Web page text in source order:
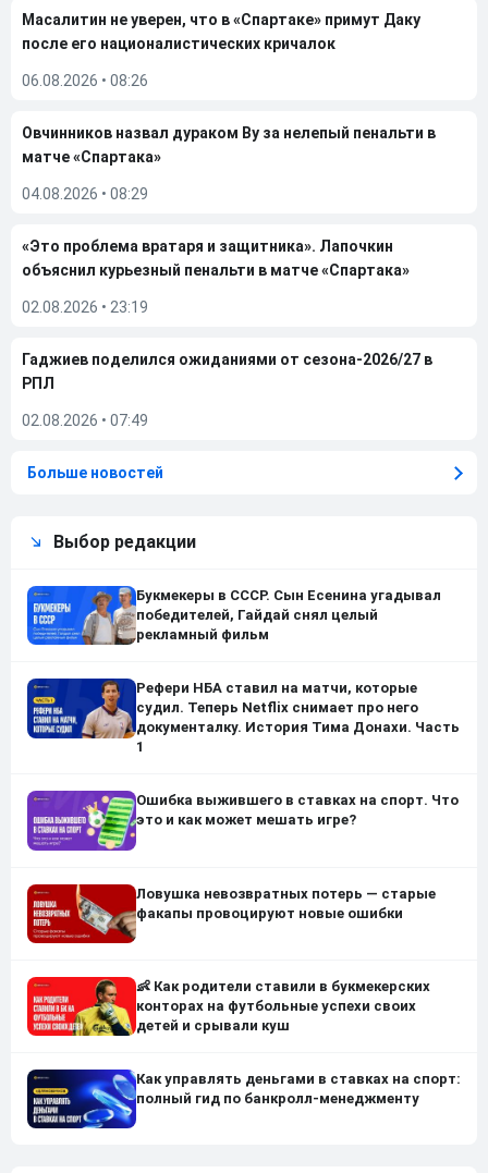
Масалитин не уверен, что в «Спартаке» примут Даку
после его националистических кричалок
06.08.2026 • 08:26
Овчинников назвал дураком Ву за нелепый пенальти в
матче «Спартака»
04.08.2026 • 08:29
«Это проблема вратаря и защитника». Лапочкин
объяснил курьезный пенальти в матче «Спартака»
02.08.2026 • 23:19
Гаджиев поделился ожиданиями от сезона-2026/27 в
РПЛ
02.08.2026 • 07:49
Больше новостей
Выбор редакции
Букмекеры в СССР. Сын Есенина угадывал
победителей, Гайдай снял целый
рекламный фильм
Рефери НБА ставил на матчи, которые
судил. Теперь Netflix снимает про него
документалку. История Тима Донахи. Часть
1
Ошибка выжившего в ставках на спорт. Что
это и как может мешать игре?
Ловушка невозвратных потерь — старые
факапы провоцируют новые ошибки
👶 Как родители ставили в букмекерских
конторах на футбольные успехи своих
детей и срывали куш
Как управлять деньгами в ставках на спорт:
полный гид по банкролл-менеджменту